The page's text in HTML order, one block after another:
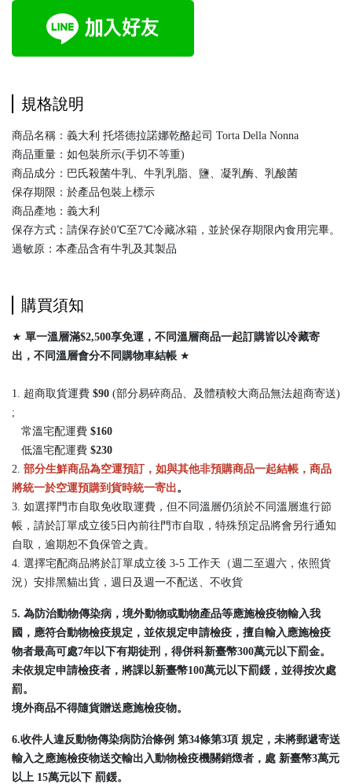
規格說明
商品名稱：義大利 托塔德拉諾娜乾酪起司 Torta Della Nonna
商品重量：如包裝所示(手切不等重)
商品成分：巴氏殺菌牛乳、牛乳乳脂、鹽、凝乳酶、乳酸菌
保存期限：於產品包裝上標示
商品產地：義大利
保存方式：請保存於0℃至7℃冷藏冰箱，並於保存期限內食用完畢。
過敏原：本產品含有牛乳及其製品
購買須知
★ 單一溫層滿$2,500享免運，不同溫層商品一起訂購皆以冷藏寄
出， 不同溫層會分不同購物車結帳 ★
1. 超商取貨運費 $90 (部分易碎商品、及體積較大商品無法超商寄送)
;
常溫宅配運費 $160
低溫宅配運費 $230
2. 部分生鮮商品為空運預訂，如與其他非預購商品一起結帳，商品
將統一於空運預購到貨時統一寄出。
3. 如選擇門市自取免收取運費，但不同溫層仍須於不同溫層進行節
帳，請於訂單成立後5日內前往門市自取，特殊預定品將會另行通知
自取，逾期恕不負保管之責。
4. 選擇宅配商品將於訂單成立後 3-5 工作天（週二至週六，依照貨
況）安排黑貓出貨，週日及週一不配送、不收貨
5. 為防治動物傳染病，境外動物或動物產品等應施檢疫物輸入我
國，應符合動物檢疫規定，並依規定申請檢疫，擅自輸入應施檢疫
物者最高可處7年以下有期徒刑，得併科新臺幣300萬元以下罰金。
未依規定申請檢疫者，將課以新臺幣100萬元以下罰鍰，並得按次處
罰。
境外商品不得隨貨贈送應施檢疫物。
6.收件人違反動物傳染病防治條例 第34條第3項 規定，未將郵遞寄送
輸入之應施檢疫物送交輸出入動物檢疫機關銷燬者，處 新臺幣3萬元
以上 15萬元以下 罰鍰。